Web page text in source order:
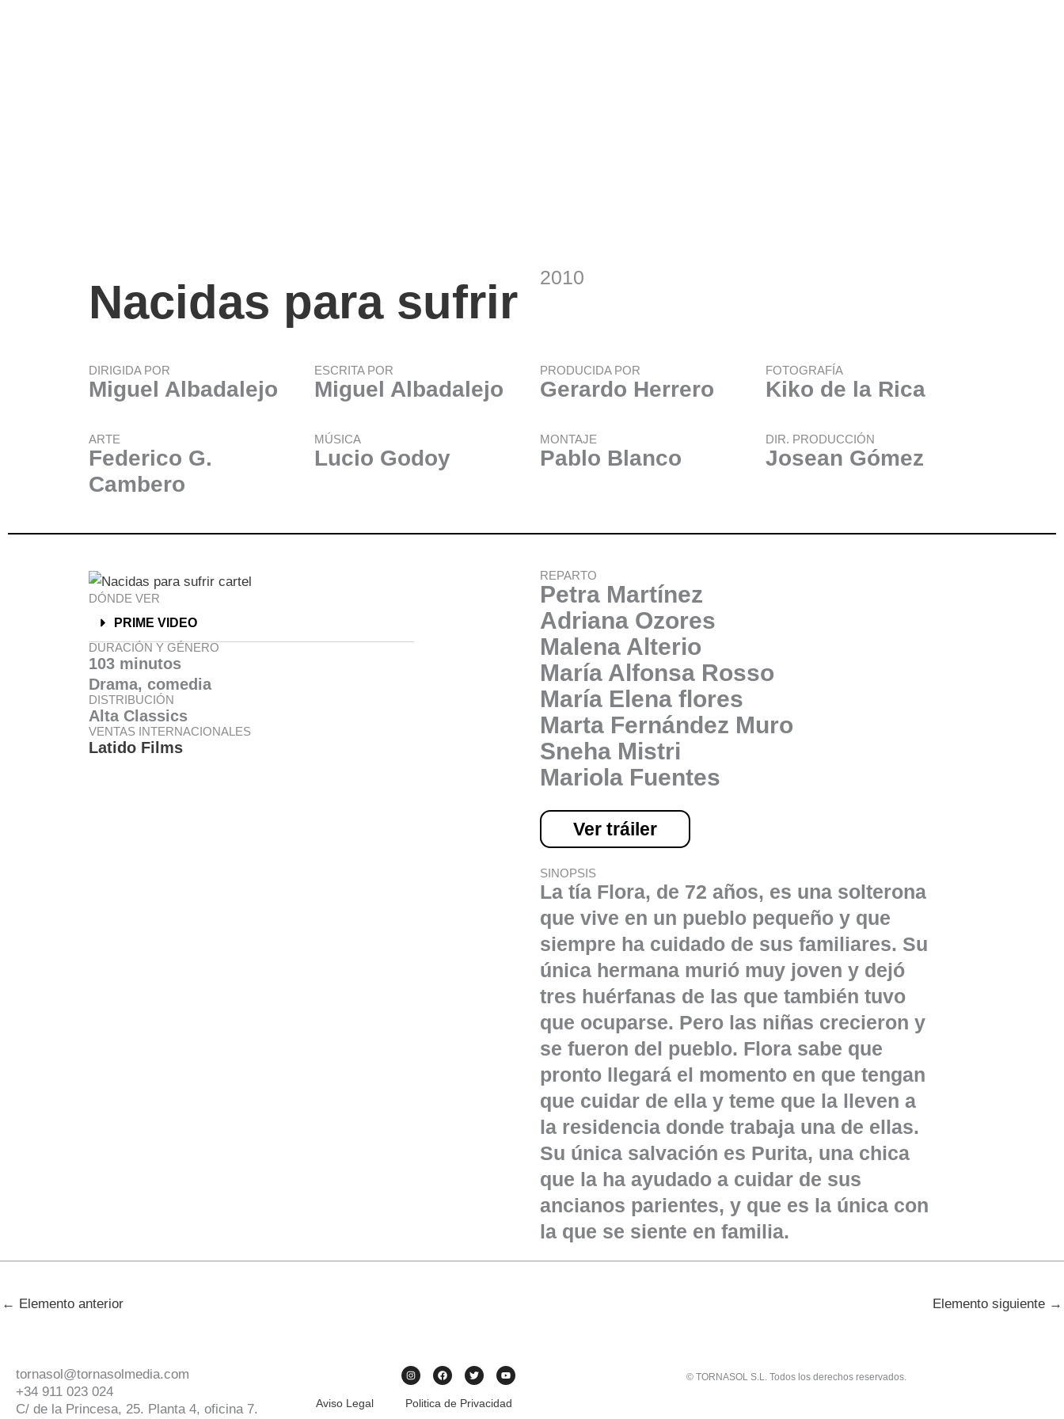
Nacidas para sufrir 2010
DIRIGIDA POR
Miguel Albadalejo
ESCRITA POR
Miguel Albadalejo
PRODUCIDA POR
Gerardo Herrero
FOTOGRAFÍA
Kiko de la Rica
ARTE
Federico G.
Cambero
MÚSICA
Lucio Godoy
MONTAJE
Pablo Blanco
DIR. PRODUCCIÓN
Josean Gómez
DÓNDE VER
PRIME VIDEO
DURACIÓN Y GÉNERO
103 minutos
Drama, comedia
DISTRIBUCIÓN
Alta Classics
VENTAS INTERNACIONALES
Latido Films
REPARTO
Petra Martínez
Adriana Ozores
Malena Alterio
María Alfonsa Rosso
María Elena flores
Marta Fernández Muro
Sneha Mistri
Mariola Fuentes
Ver tráiler
SINOPSIS
La tía Flora, de 72 años, es una solterona
que vive en un pueblo pequeño y que
siempre ha cuidado de sus familiares. Su
única hermana murió muy joven y dejó
tres huérfanas de las que también tuvo
que ocuparse. Pero las niñas crecieron y
se fueron del pueblo. Flora sabe que
pronto llegará el momento en que tengan
que cuidar de ella y teme que la lleven a
la residencia donde trabaja una de ellas.
Su única salvación es Purita, una chica
que la ha ayudado a cuidar de sus
ancianos parientes, y que es la única con
la que se siente en familia.
← Elemento anterior Elemento siguiente →
tornasol@tornasolmedia.com
+34 911 023 024
C/ de la Princesa, 25. Planta 4, oficina 7.
I
n
s
t
a
F
a
c
b
T
w
i
t
t
Y
o
u
u
Aviso Legal Politica de Privacidad
© TORNASOL S.L. Todos los derechos reservados.